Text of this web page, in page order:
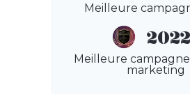
Meilleure
2022
Meilleure
marketing